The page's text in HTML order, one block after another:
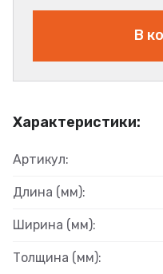
Характеристики:
Артикул:
Длина (мм):
Ширина (мм):
Толщина (мм):
В